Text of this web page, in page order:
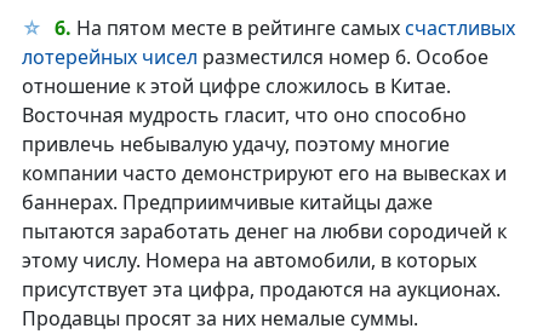
6. На пятом месте в рейтинге самыхсчастливых
лотерейных чисел разместился номер 6. Особое
отношение к этой цифре сложилось в Китае.
Восточная мудрость гласит, что оно способно
привлечь небывалую удачу, поэтому многие
компании часто демонстрируют его на вывесках и
баннерах. Предприимчивые китайцы даже
пытаются заработать денег на любви сородичей к
этому числу. Номера на автомобили, в которых
присутствует эта цифра, продаются на аукционах.
Продавцы просят за них немалые суммы.